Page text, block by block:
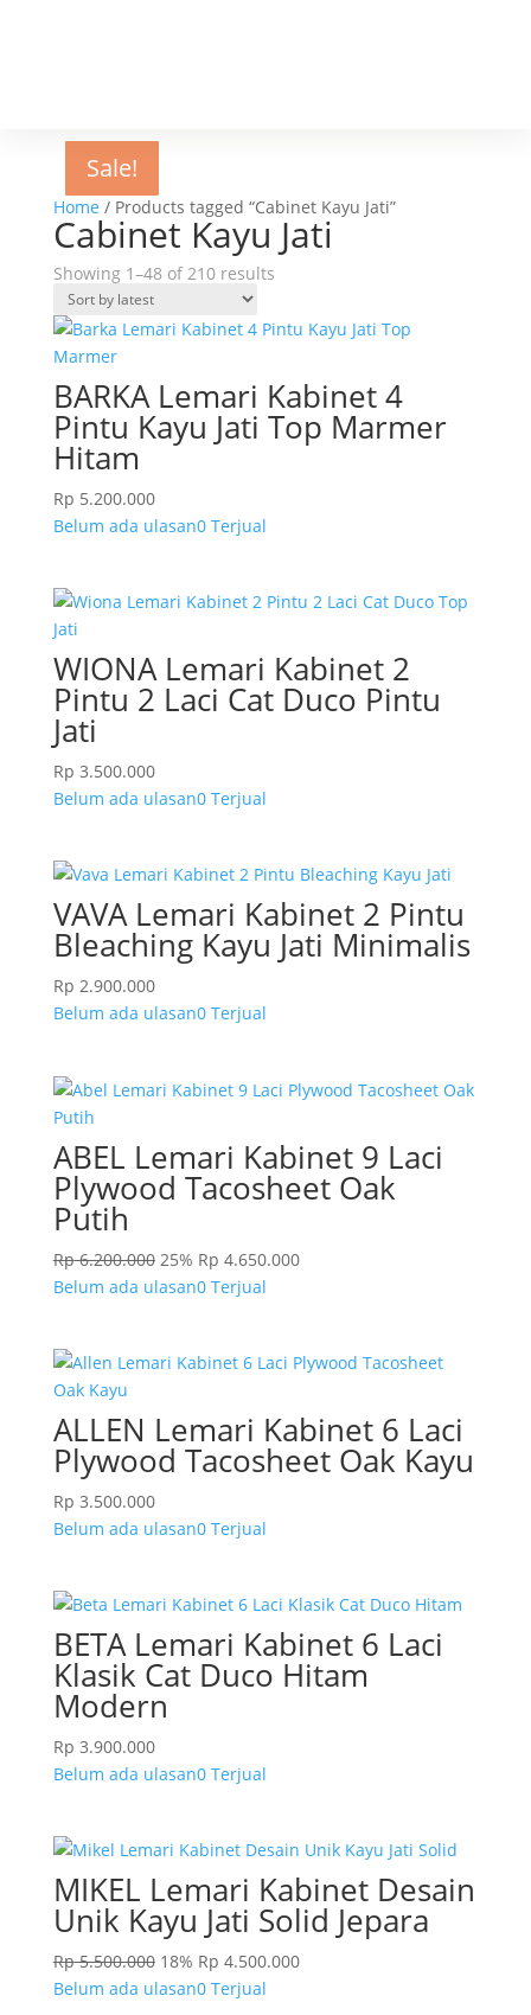
Home / Products tagged “Cabinet Kayu Jati”
Cabinet Kayu Jati
Showing 1–48 of 210 resultsSorted
BARKA Lemari Kabinet 4
Pintu Kayu Jati Top Marmer
Hitam
Rp 5.200.000
Belum ada ulasan0 Terjual
WIONA Lemari Kabinet 2
Pintu 2 Laci Cat Duco Pintu
Jati
Rp 3.500.000
Belum ada ulasan0 Terjual
VAVA Lemari Kabinet 2 Pintu
Bleaching Kayu Jati Minimalis
Rp 2.900.000
Belum ada ulasan0 Terjual
Sale!
ABEL Lemari Kabinet 9 Laci
Plywood Tacosheet Oak
Putih
Rp6.200.000 25% Rp 4.650.000
Belum ada ulasan0 Terjual
ALLEN Lemari Kabinet 6 Laci
Plywood Tacosheet Oak Kayu
Rp 3.500.000
Belum ada ulasan0 Terjual
BETA Lemari Kabinet 6 Laci
Klasik Cat Duco Hitam
Modern
Rp 3.900.000
Belum ada ulasan0 Terjual
Sale!
MIKEL Lemari Kabinet Desain
Unik Kayu Jati Solid Jepara
Rp5.500.000 18% Rp 4.500.000
Belum ada ulasan0 Terjual
Sale!
Sale!
Sale!
Sale!
Sale!
Sale!
Sale!
Sale!
Sale!
Sale!
Sale!